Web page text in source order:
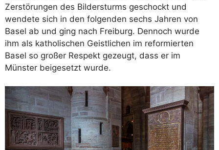
Zerstörungen des Bildersturms geschockt und
wendete sich in den folgenden sechs Jahren von
Basel ab und ging nach Freiburg. Dennoch wurde
ihm als katholischen Geistlichen im reformierten
Basel so großer Respekt gezeugt, dass er im
Münster beigesetzt wurde.